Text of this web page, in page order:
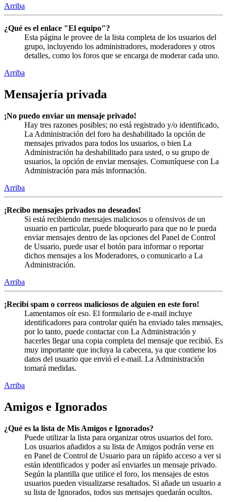
Arriba
¿Qué es el enlace "El equipo"?
Esta página le provee de la lista completa de los usuarios del
grupo, incluyendo los administradores, moderadores y otros
detalles, como los foros que se encarga de moderar cada uno.
Arriba
Mensajería privada
¡No puedo enviar un mensaje privado!
Hay tres razones posibles; no está registrado y/o identificado,
La Administración del foro ha deshabilitado la opción de
mensajes privados para todos los usuarios, o bien La
Administración ha deshabilitado para usted, o su grupo de
usuarios, la opción de enviar mensajes. Comuníquese con La
Administración para más información.
Arriba
¡Recibo mensajes privados no deseados!
Si está recibiendo mensajes maliciosos u ofensivos de un
usuario en particular, puede bloquearlo para que no le pueda
enviar mensajes dentro de las opciones del Panel de Control
de Usuario, puede usar el botón para informar o reportar
dichos mensajes a los Moderadores, o comunicarlo a La
Administración.
Arriba
¡Recibí spam o correos maliciosos de alguien en este foro!
Lamentamos oír eso. El formulario de e-mail incluye
identificadores para controlar quién ha enviado tales mensajes,
por lo tanto, puede contactar con La Administración y
hacerles llegar una copia completa del mensaje que recibió. Es
muy importante que incluya la cabecera, ya que contiene los
datos del usuario que envió el e-mail. La Administración
tomará medidas.
Arriba
Amigos e Ignorados
¿Qué es la lista de Mis Amigos e Ignorados?
Puede utilizar la lista para organizar otros usuarios del foro.
Los usuarios añadidos a su lista de Amigos podrán verse en
en Panel de Control de Usuario para un rápido acceso a ver si
están identificados y poder así enviarles un mensaje privado.
Según la plantilla que utilice el foro, los mensajes de estos
usuarios pueden visualizarse resaltados. Si añade un usuario a
su lista de Ignorados, todos sus mensajes quedarán ocultos.